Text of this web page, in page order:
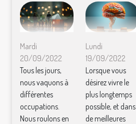
Mardi
20/09/2022
Tous les jours,
nous vaquons à
différentes
occupations.
Nous roulons en
Lundi
19/09/2022
Lorsque vous
désirez vivre le
plus longtemps
possible, et dans
de meilleures